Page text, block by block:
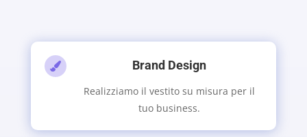
 Brand Design
Realizziamo il vestito su misura per il
tuo business.